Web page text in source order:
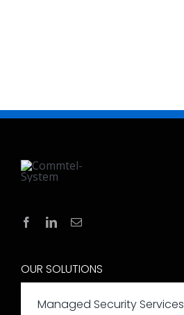
OUR SOLUTIONS
Managed Security Services